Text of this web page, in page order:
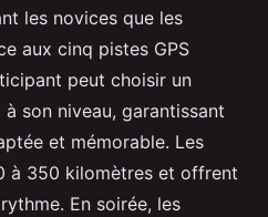
les novices que les
aux cinq pistes GPS
peut choisir un
son niveau, garantissant
et mémorable. Les
à 350 kilomètres et offrent
En soirée, les